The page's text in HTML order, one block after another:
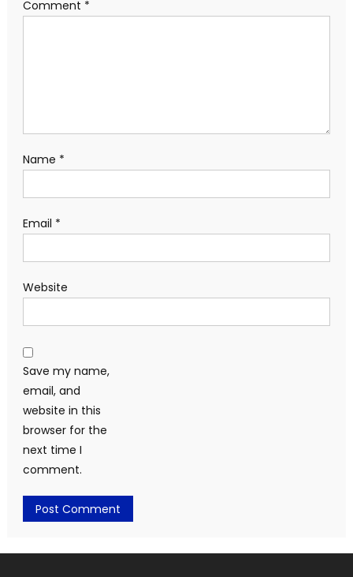
Comment *
Name *
Email *
Website
Save my name,
email, and
website in this
browser for the
next time I
comment.